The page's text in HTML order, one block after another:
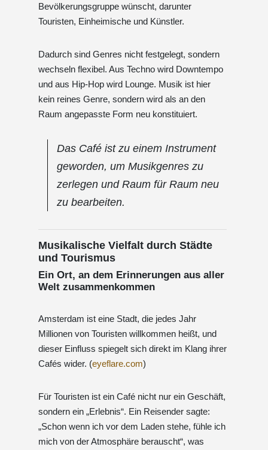
Bevölkerungsgruppe wünscht, darunter
Touristen, Einheimische und Künstler.
Dadurch sind Genres nicht festgelegt, sondern
wechseln flexibel. Aus Techno wird Downtempo
und aus Hip-Hop wird Lounge. Musik ist hier
kein reines Genre, sondern wird als an den
Raum angepasste Form neu konstituiert.
Das Café ist zu einem Instrument
geworden, um Musikgenres zu
zerlegen und Raum für Raum neu
zu bearbeiten.
Musikalische Vielfalt durch Städte
und Tourismus
Ein Ort, an dem Erinnerungen aus aller
Welt zusammenkommen
Amsterdam ist eine Stadt, die jedes Jahr
Millionen von Touristen willkommen heißt, und
dieser Einfluss spiegelt sich direkt im Klang ihrer
Cafés wider. (eyeflare.com)
Für Touristen ist ein Café nicht nur ein Geschäft,
sondern ein „Erlebnis“. Ein Reisender sagte:
„Schon wenn ich vor dem Laden stehe, fühle ich
mich von der Atmosphäre berauscht“, was